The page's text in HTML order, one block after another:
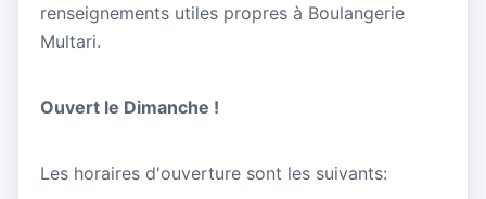
renseignements utiles propres à Boulangerie
Multari.
Ouvert le Dimanche !
Les horaires d'ouverture sont les suivants: